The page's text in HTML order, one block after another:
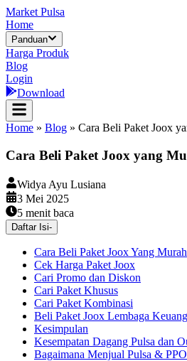
Market Pulsa
Home
Panduan
Harga Produk
Blog
Login
Download
Home » Blog » Cara Beli Paket Joox
Cara Beli Paket Joox yang
Widya Ayu Lusiana
3 Mei 2025
5 menit baca
Daftar Isi-
Cara Beli Paket Joox Yang Murah
Cek Harga Paket Joox
Cari Promo dan Diskon
Cari Paket Khusus
Cari Paket Kombinasi
Beli Paket Joox Lembaga
Kesimpulan
Kesempatan Dagang Pulsa dan
Bagaimana Menjual Pulsa &